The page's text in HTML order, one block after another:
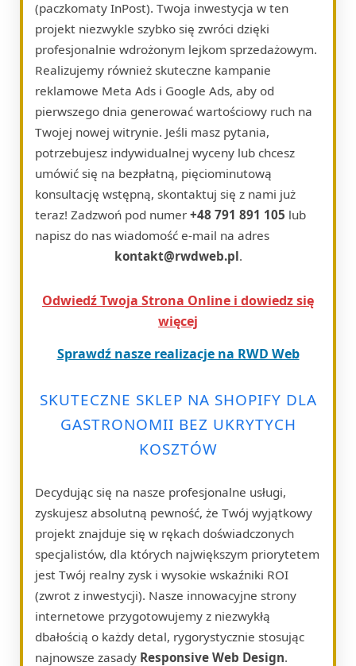
(paczkomaty InPost). Twoja inwestycja w ten
projekt niezwykle szybko się zwróci dzięki
profesjonalnie wdrożonym lejkom sprzedażowym.
Realizujemy również skuteczne kampanie
reklamowe Meta Ads i Google Ads, aby od
pierwszego dnia generować wartościowy ruch na
Twojej nowej witrynie. Jeśli masz pytania,
potrzebujesz indywidualnej wyceny lub chcesz
umówić się na bezpłatną, pięciominutową
konsultację wstępną, skontaktuj się z nami już
teraz! Zadzwoń pod numer +48 791 891 105 lub
napisz do nas wiadomość e-mail na adres
kontakt@rwdweb.pl.
Odwiedź Twoja Strona Online i dowiedz się
więcej
Sprawdź nasze realizacje na RWD Web
SKUTECZNE SKLEP NA SHOPIFY DLA
GASTRONOMII BEZ UKRYTYCH
KOSZTÓW
Decydując się na nasze profesjonalne usługi,
zyskujesz absolutną pewność, że Twój wyjątkowy
projekt znajduje się w rękach doświadczonych
specjalistów, dla których największym priorytetem
jest Twój realny zysk i wysokie wskaźniki ROI
(zwrot z inwestycji). Nasze innowacyjne strony
internetowe przygotowujemy z niezwykłą
dbałością o każdy detal, rygorystycznie stosując
najnowsze zasady Responsive Web Design.